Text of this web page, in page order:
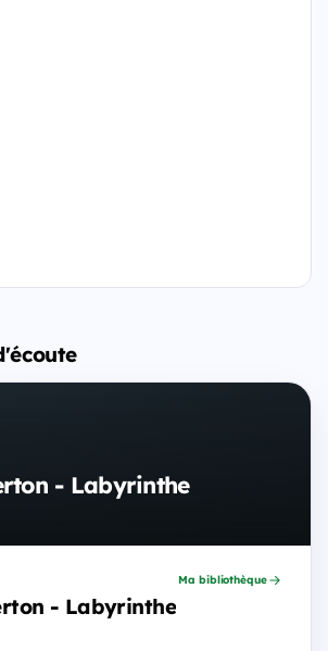
- Labyrinthe
- Labyrinthe
Ma bibliothèque